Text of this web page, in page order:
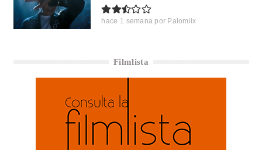
hace 1 semana por Palomiix
Filmlista